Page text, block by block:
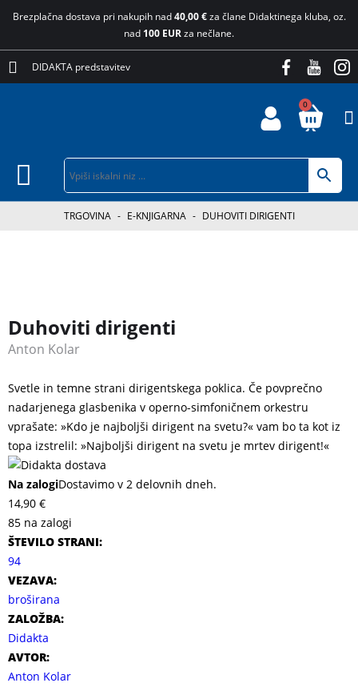
Brezplačna dostava pri nakupih nad40,00 €za člane Didaktinega kluba, oz.
nad 100 EURza nečlane.
DIDAKTA predstavitev
0
TRGOVINA - E-KNJIGARNA - DUHOVITI DIRIGENTI
Duhoviti dirigenti
Anton Kolar
Svetle in temne strani dirigentskega poklica. Če povprečno
nadarjenega glasbenika v operno-simfoničnem orkestru
vprašate: »Kdo je najboljši dirigent na svetu?« vam bo ta kot iz
topa izstrelil: »Najboljši dirigent na svetu je mrtev dirigent!«
Na zalogiDostavimo v 2 delovnih dneh.
14,90 €
85 na zalogi
ŠTEVILO STRANI:
94
VEZAVA:
broširana
ZALOŽBA:
Didakta
AVTOR:
Anton Kolar